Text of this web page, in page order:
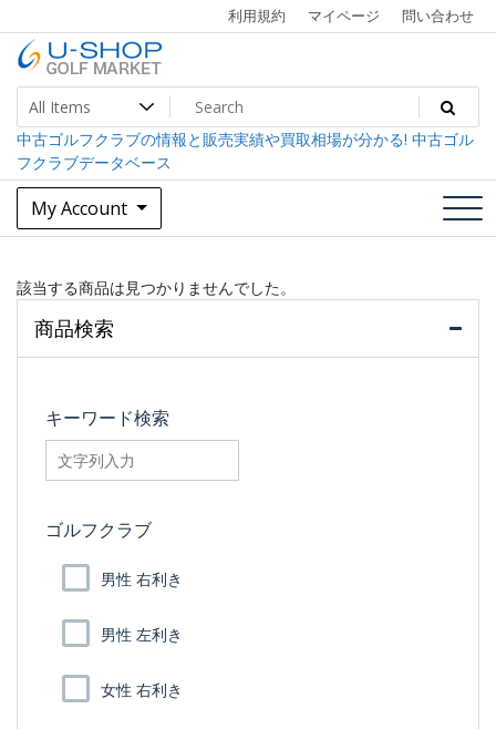
to
content
利用規約 マイページ 問い合わせ
U-SHOP Golf Market dev
中古ゴルフクラブ最大級！U-SHOPゴルフマーケット
中古ゴルフクラブの情報と販売実績や買取相場が分かる! 中古ゴル
フクラブデータベース
My Account
該当する商品は見つかりませんでした。
商品検索
キーワード検索
searchfilter_pro
ゴルフクラブ
男性 右利き
男性 左利き
女性 右利き